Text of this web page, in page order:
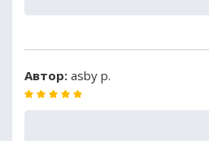
Автор: asby p.